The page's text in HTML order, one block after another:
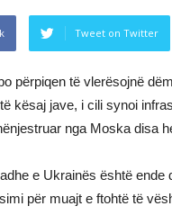
Tweet on Twitter
përpiqen të vlerësojnë
kësaj jave, i cili synoi
nga Moska disa
e Ukrainës është
për muajt e ftohtë të